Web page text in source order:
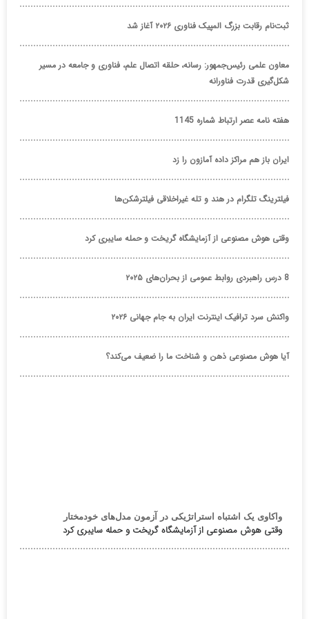
ثبت‌نام رقابت بزرگ المپیک فناوری ۲۰۲۶ آغاز شد
معاون علمی رئیس‌جمهور: رسانه، حلقه اتصال علم، فناوری و جامعه در مسیر
شکل‌گیری قدرت فناورانه
هفته نامه عصر ارتباط شماره 1145
ایران باز هم مراکز داده آمازون را زد
فیلترینگ تلگرام در هند و تله غیراخلاقی فیلترشکن‌ها
وقتی هوش مصنوعی از آزمایشگاه گریخت و حمله سایبری کرد
8 درس راهبردی روابط عمومی از بحران‌های ۲۰۲۵
واکنش سرد ترافیک اینترنت ایران به جام جهانی ۲۰۲۶
آیا هوش مصنوعی ذهن و شناخت ما را ضعیف می‌کند؟
واکاوی یک اشتباه استراتژیکی در آزمون مدل‌های خودمختار
وقتی هوش مصنوعی از آزمایشگاه گریخت و حمله سایبری کرد